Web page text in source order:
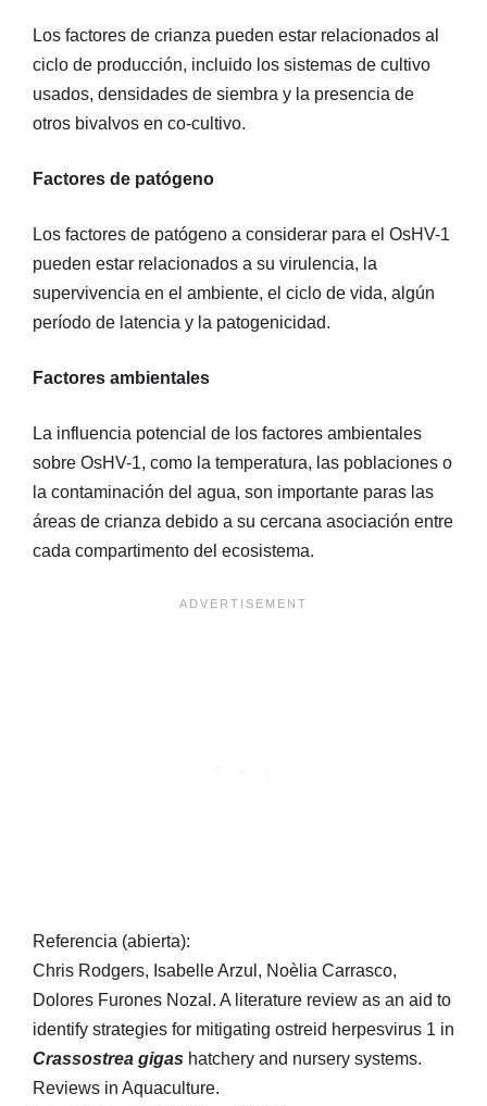
Los factores de crianza pueden estar relacionados al
ciclo de producción, incluido los sistemas de cultivo
usados, densidades de siembra y la presencia de
otros bivalvos en co-cultivo.
Factores de patógeno
Los factores de patógeno a considerar para el OsHV-1
pueden estar relacionados a su virulencia, la
supervivencia en el ambiente, el ciclo de vida, algún
período de latencia y la patogenicidad.
Factores ambientales
La influencia potencial de los factores ambientales
sobre OsHV-1, como la temperatura, las poblaciones o
la contaminación del agua, son importante paras las
áreas de crianza debido a su cercana asociación entre
cada compartimento del ecosistema.
Referencia (abierta):
Chris Rodgers, Isabelle Arzul, Noèlia Carrasco,
Dolores Furones Nozal. A literature review as an aid to
identify strategies for mitigating ostreid herpesvirus 1 in
Crassostrea gigas hatchery and nursery systems.
Reviews in Aquaculture.